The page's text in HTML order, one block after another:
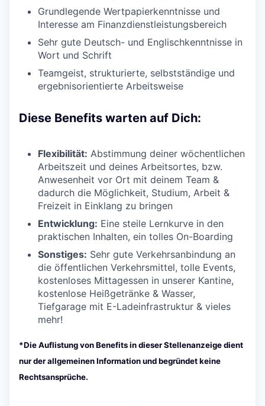
Grundlegende Wertpapierkenntnisse und
Interesse am Finanzdienstleistungsbereich
Sehr gute Deutsch- und Englischkenntnisse in
Wort und Schrift
Teamgeist, strukturierte, selbstständige und
ergebnisorientierte Arbeitsweise
Diese Benefits warten auf Dich:
Flexibilität: Abstimmung deiner wöchentlichen
Arbeitszeit und deines Arbeitsortes, bzw.
Anwesenheit vor Ort mit deinem Team &
dadurch die Möglichkeit, Studium, Arbeit &
Freizeit in Einklang zu bringen
Entwicklung: Eine steile Lernkurve in den
praktischen Inhalten, ein tolles On-Boarding
Sonstiges: Sehr gute Verkehrsanbindung an
die öffentlichen Verkehrsmittel, tolle Events,
kostenloses Mittagessen in unserer Kantine,
kostenlose Heißgetränke & Wasser,
Tiefgarage mit E-Ladeinfrastruktur & vieles
mehr!
*Die Auflistung von Benefits in dieser Stellenanzeige dient
nur der allgemeinen Information und begründet keine
Rechtsansprüche.